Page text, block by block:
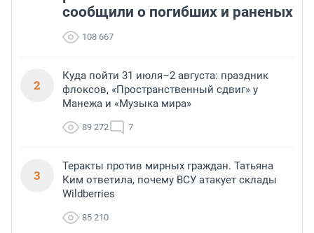
сообщили о погибших и раненых
108 667
2
Куда пойти 31 июля–2 августа: праздник
флоксов, «Пространственный сдвиг» у
Манежа и «Музыка мира»
89 272 7
3
Теракты против мирных граждан. Татьяна
Ким ответила, почему ВСУ атакует склады
Wildberries
85 210